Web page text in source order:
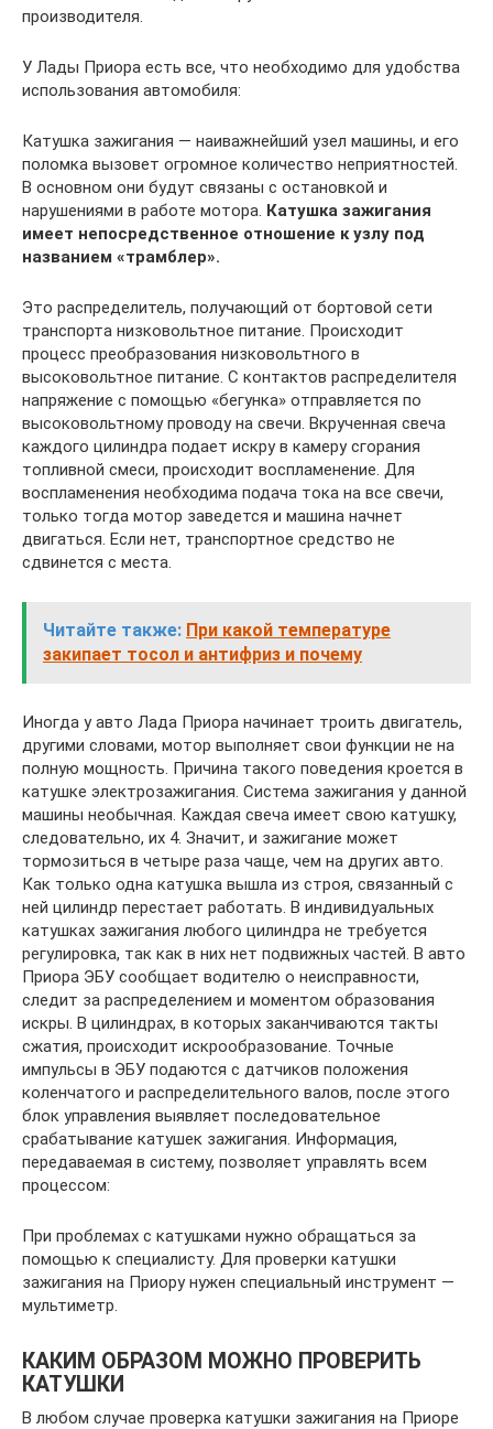
производителя.
У Лады Приора есть все, что необходимо для удобства
использования автомобиля:
Катушка зажигания — наиважнейший узел машины, и его
поломка вызовет огромное количество неприятностей.
В основном они будут связаны с остановкой и
нарушениями в работе мотора. Катушка зажигания
имеет непосредственное отношение к узлу под
названием «трамблер».
Это распределитель, получающий от бортовой сети
транспорта низковольтное питание. Происходит
процесс преобразования низковольтного в
высоковольтное питание. С контактов распределителя
напряжение с помощью «бегунка» отправляется по
высоковольтному проводу на свечи. Вкрученная свеча
каждого цилиндра подает искру в камеру сгорания
топливной смеси, происходит воспламенение. Для
воспламенения необходима подача тока на все свечи,
только тогда мотор заведется и машина начнет
двигаться. Если нет, транспортное средство не
сдвинется с места.
Читайте также: При какой температуре
закипает тосол и антифриз и почему
Иногда у авто Лада Приора начинает троить двигатель,
другими словами, мотор выполняет свои функции не на
полную мощность. Причина такого поведения кроется в
катушке электрозажигания. Система зажигания у данной
машины необычная. Каждая свеча имеет свою катушку,
следовательно, их 4. Значит, и зажигание может
тормозиться в четыре раза чаще, чем на других авто.
Как только одна катушка вышла из строя, связанный с
ней цилиндр перестает работать. В индивидуальных
катушках зажигания любого цилиндра не требуется
регулировка, так как в них нет подвижных частей. В авто
Приора ЭБУ сообщает водителю о неисправности,
следит за распределением и моментом образования
искры. В цилиндрах, в которых заканчиваются такты
сжатия, происходит искрообразование. Точные
импульсы в ЭБУ подаются с датчиков положения
коленчатого и распределительного валов, после этого
блок управления выявляет последовательное
срабатывание катушек зажигания. Информация,
передаваемая в систему, позволяет управлять всем
процессом:
При проблемах с катушками нужно обращаться за
помощью к специалисту. Для проверки катушки
зажигания на Приору нужен специальный инструмент —
мультиметр.
КАКИМ ОБРАЗОМ МОЖНО ПРОВЕРИТЬ
КАТУШКИ
В любом случае проверка катушки зажигания на Приоре